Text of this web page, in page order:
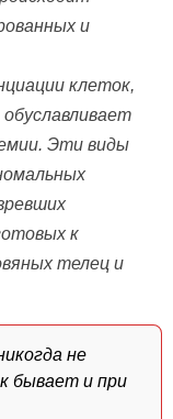
и
клеток,
Эти виды
к
телец и
не
бывает и при